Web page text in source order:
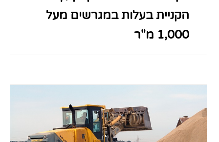
הקניית בעלות במגרשים מעל
1,000 מ"ר